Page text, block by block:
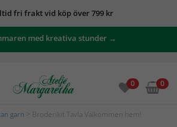
fri frakt vid köp över 799 kr
med kreativa stunder →
0 0
garn > Broderikit Tavla Välkommen hem!